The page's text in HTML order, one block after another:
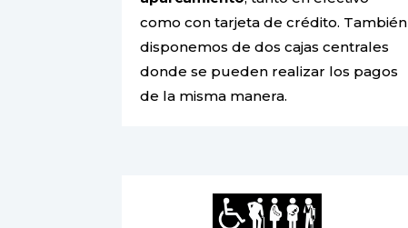
como con tarjeta de crédito. También
disponemos de dos cajas centrales
donde se pueden realizar los pagos
de la misma manera.